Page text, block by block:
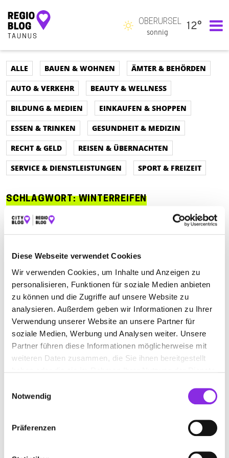
Diese Webseite verwendet Cookies
Wir verwenden Cookies, um Inhalte und Anzeigen zu
personalisieren, Funktionen für soziale Medien anbieten
zu können und die Zugriffe auf unsere Website zu
analysieren. Außerdem geben wir Informationen zu Ihrer
Verwendung unserer Website an unsere Partner für
soziale Medien, Werbung und Analysen weiter. Unsere
Partner führen diese Informationen möglicherweise mit
weiteren Daten zusammen, die Sie ihnen bereitgestellt
Notwendig
Präferenzen
Hauptnavigation
OBERURSEL
sonnig
12°
ALLE BAUEN & WOHNEN
ÄMTER & BEHÖRDEN
AUTO & VERKEHR
BEAUTY & WELLNESS
BILDUNG & MEDIEN
EINKAUFEN & SHOPPEN
ESSEN & TRINKEN
GESUNDHEIT & MEDIZIN
RECHT & GELD
REISEN & ÜBERNACHTEN
SERVICE & DIENSTLEISTUNGEN
SPORT & FREIZEIT
SCHLAGWORT:WINTERREIFEN
ALLE AUTO & VERKEHR
ÄMTER & BEHÖRDEN
BILDUNG & MEDIEN
EINKAUFEN & SHOPPEN
ESSEN & TRINKEN
GESUNDHEIT & MEDIZIN
RECHT & GELD
SPORT & FREIZEIT